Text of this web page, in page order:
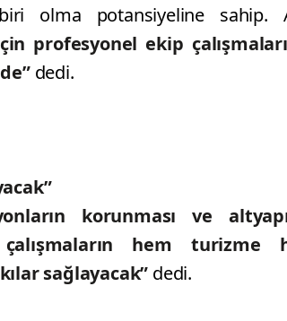
olma potansiyeline sahip.
profesyonel ekip
dedi.
korunması ve
çalışmaların hem
sağlayacak” dedi.